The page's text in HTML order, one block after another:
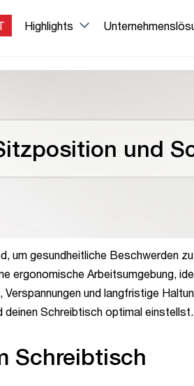
Highlights
und
gesundheitliche Beschwerden zu
ergonomische Arbeitsumgebung,
und langfristige
Schreibtisch optimal einstellst.
Schreibtisch